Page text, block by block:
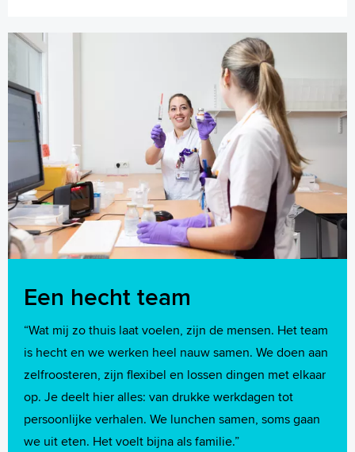
Een hecht team
“Wat mij zo thuis laat voelen, zijn de mensen. Het team
is hecht en we werken heel nauw samen. We doen aan
zelfroosteren, zijn flexibel en lossen dingen met elkaar
op. Je deelt hier alles: van drukke werkdagen tot
persoonlijke verhalen. We lunchen samen, soms gaan
we uit eten. Het voelt bijna als familie.”